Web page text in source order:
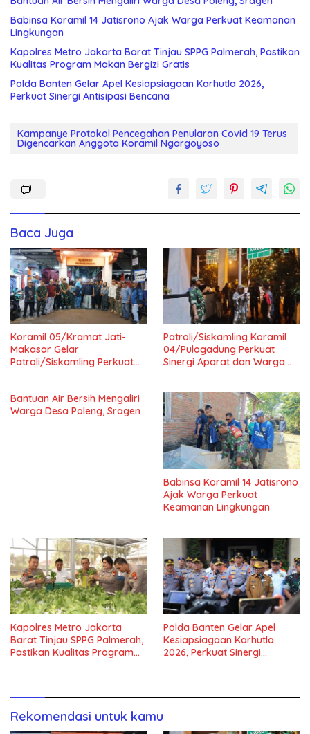
Babinsa Koramil 14 Jatisrono Ajak Warga Perkuat Keamanan
Lingkungan
Kapolres Metro Jakarta Barat Tinjau SPPG Palmerah, Pastikan
Kualitas Program Makan Bergizi Gratis
Polda Banten Gelar Apel Kesiapsiagaan Karhutla 2026,
Perkuat Sinergi Antisipasi Bencana
Kampanye Protokol Pencegahan Penularan Covid 19 Terus
Digencarkan Anggota Koramil Ngargoyoso
Baca Juga
Koramil 05/Kramat Jati-
Makasar Gelar
Patroli/Siskamling Perkuat
Patroli/Siskamling Koramil
04/Pulogadung Perkuat
Sinergi Aparat dan Warga
Bantuan Air Bersih Mengaliri
Warga Desa Poleng, Sragen
Babinsa Koramil 14 Jatisrono
Ajak Warga Perkuat
Keamanan Lingkungan
Kapolres Metro Jakarta
Barat Tinjau SPPG Palmerah,
Pastikan Kualitas Program
Polda Banten Gelar Apel
Kesiapsiagaan Karhutla
2026, Perkuat Sinergi
Rekomendasi untuk kamu